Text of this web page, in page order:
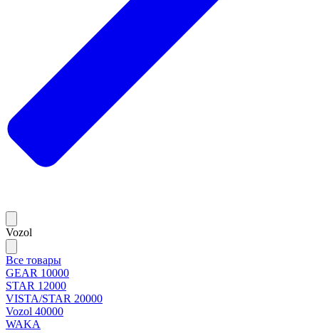
Vozol
Все товары
GEAR 10000
STAR 12000
VISTA/STAR 20000
Vozol 40000
WAKA